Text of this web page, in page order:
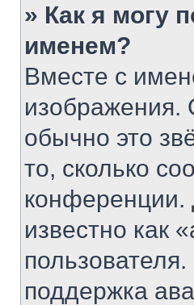
» Как я могу
именем?
Вместе с
изображения.
обычно это
то, сколько
конференции.
известно как
поддержка